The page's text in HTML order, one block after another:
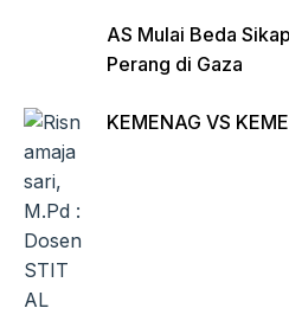
AS Mulai Beda
Perang di Gaza
KEMENAG VS